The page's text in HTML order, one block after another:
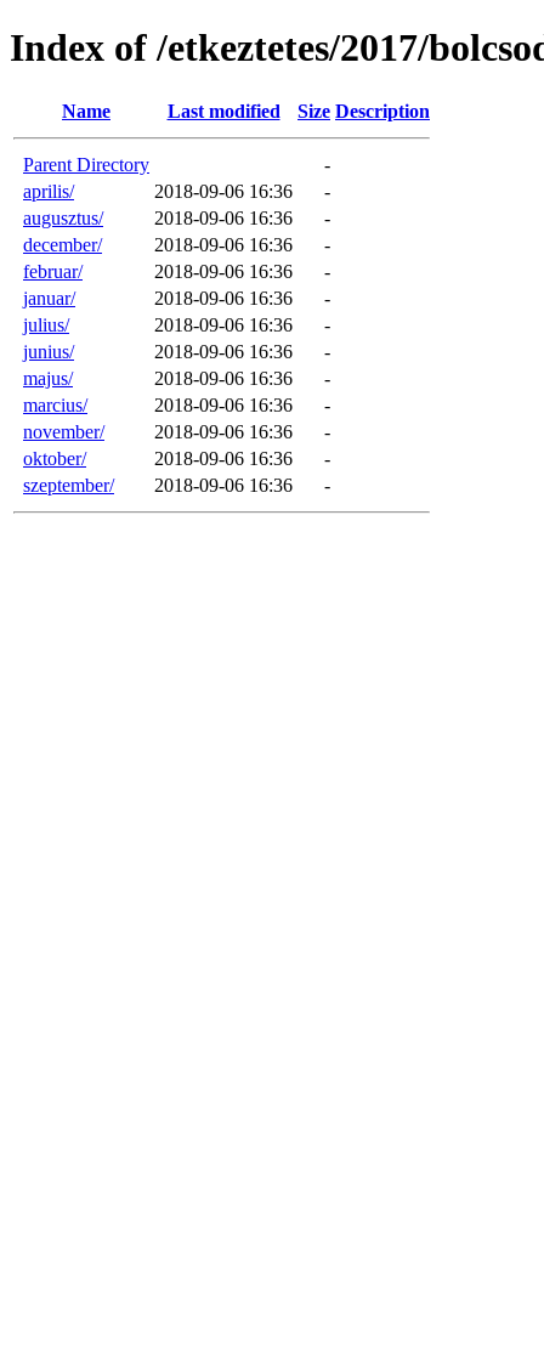
Index of /etkeztetes/2017/
Name Last modified Size Description
Parent Directory
-
aprilis/
2018-09-06 16:36
-
augusztus/
2018-09-06 16:36
-
december/
2018-09-06 16:36
-
februar/
2018-09-06 16:36
-
januar/
2018-09-06 16:36
-
julius/
2018-09-06 16:36
-
junius/
2018-09-06 16:36
-
majus/
2018-09-06 16:36
-
marcius/
2018-09-06 16:36
-
november/
2018-09-06 16:36
-
oktober/
2018-09-06 16:36
-
szeptember/
2018-09-06 16:36 -